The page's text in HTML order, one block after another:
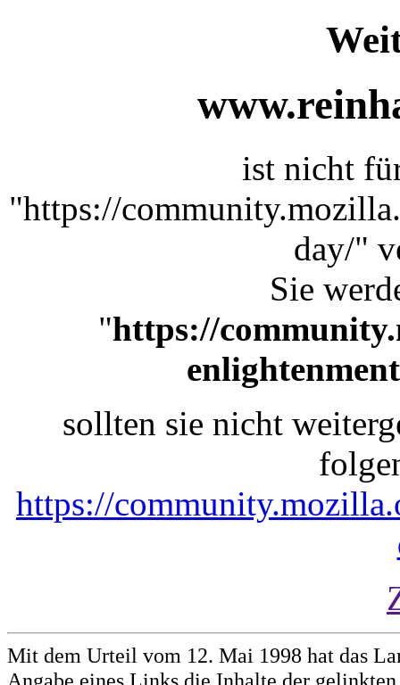
ist nicht
"https://
day/"
Sie
"https://
sollten sie nicht
https://
Mit dem Urteil vom 12. Mai 1998 hat das
Angabe eines Links die Inhalte der